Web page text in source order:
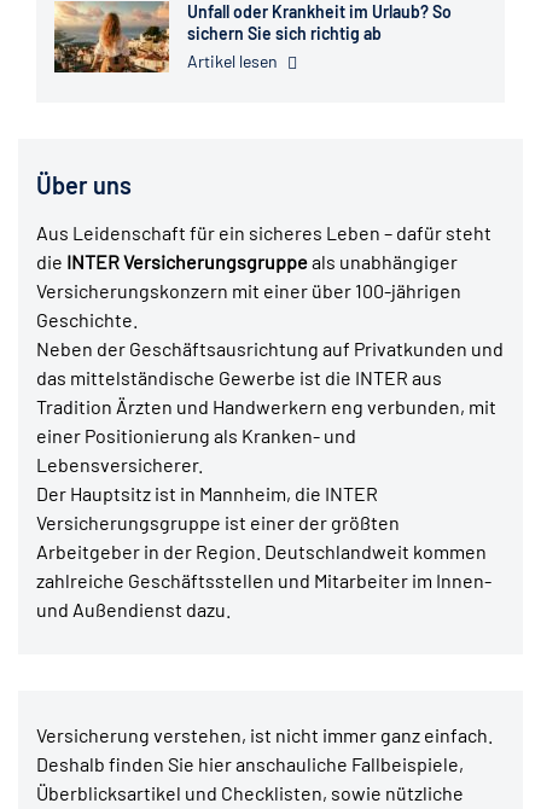
Unfall oder Krankheit im Urlaub? So
sichern Sie sich richtig ab
Artikel lesen
Über uns
Aus Leidenschaft für ein sicheres Leben – dafür steht
die INTER Versicherungsgruppeals unabhängiger
Versicherungskonzern mit einer über 100-jährigen
Geschichte.
Neben der Geschäftsausrichtung auf Privatkunden und
das mittelständische Gewerbe ist die INTER aus
Tradition Ärzten und Handwerkern eng verbunden, mit
einer Positionierung als Kranken- und
Lebensversicherer.
Der Hauptsitz ist in Mannheim, die INTER
Versicherungsgruppe ist einer der größten
Arbeitgeber in der Region. Deutschlandweit kommen
zahlreiche Geschäftsstellen und Mitarbeiter im Innen-
und Außendienst dazu.
Versicherung verstehen, ist nicht immer ganz einfach.
Deshalb finden Sie hier anschauliche Fallbeispiele,
Überblicksartikel und Checklisten, sowie nützliche